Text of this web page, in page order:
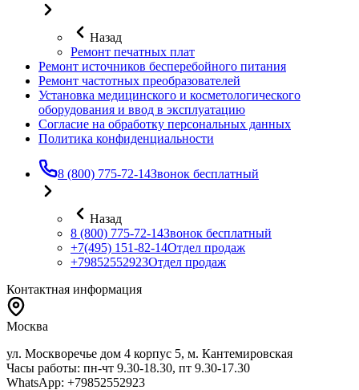
Назад
Ремонт печатных плат
Ремонт источников бесперебойного питания
Ремонт частотных преобразователей
Установка медицинского и косметологического
оборудования и ввод в эксплуатацию
Согласие на обработку персональных данных
Политика конфиденциальности
8 (800) 775-72-14Звонок бесплатный
Назад
8 (800) 775-72-14Звонок бесплатный
+7(495) 151-82-14Отдел продаж
+79852552923Отдел продаж
Контактная информация
Москва
ул. Москворечье дом 4 корпус 5, м. Кантемировская
Часы работы: пн-чт 9.30-18.30, пт 9.30-17.30
WhatsApp: +79852552923